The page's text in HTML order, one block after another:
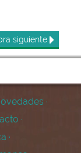
siguiente
·
·
·